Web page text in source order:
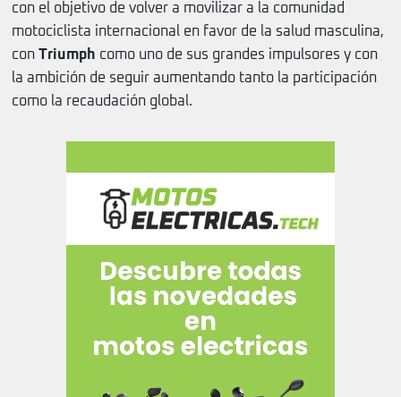
con el objetivo de volver a movilizar a la comunidad
motociclista internacional en favor de la salud masculina,
con Triumph como uno de sus grandes impulsores y con
la ambición de seguir aumentando tanto la participación
como la recaudación global.